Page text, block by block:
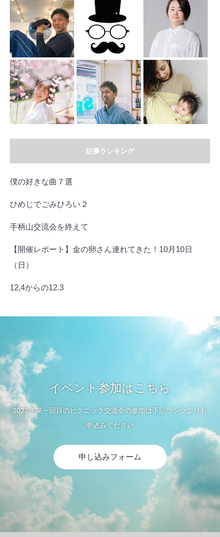
記事ランキング
僕の好きな曲７選
ひめじでごみひろい２
手柄山交流会を終えて
【開催レポート】金の卵さん連れてきた！10月10日
（日）
12,4からの12.3
イベント参加はこちら
2022年第一回目のピクニック交流会の参加は下記リンクよりお
申込みください
申し込みフォーム